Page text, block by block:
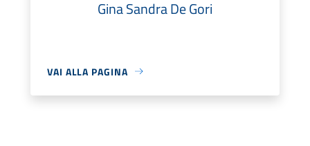
Gina Sandra De Gori
VAI ALLA PAGINA